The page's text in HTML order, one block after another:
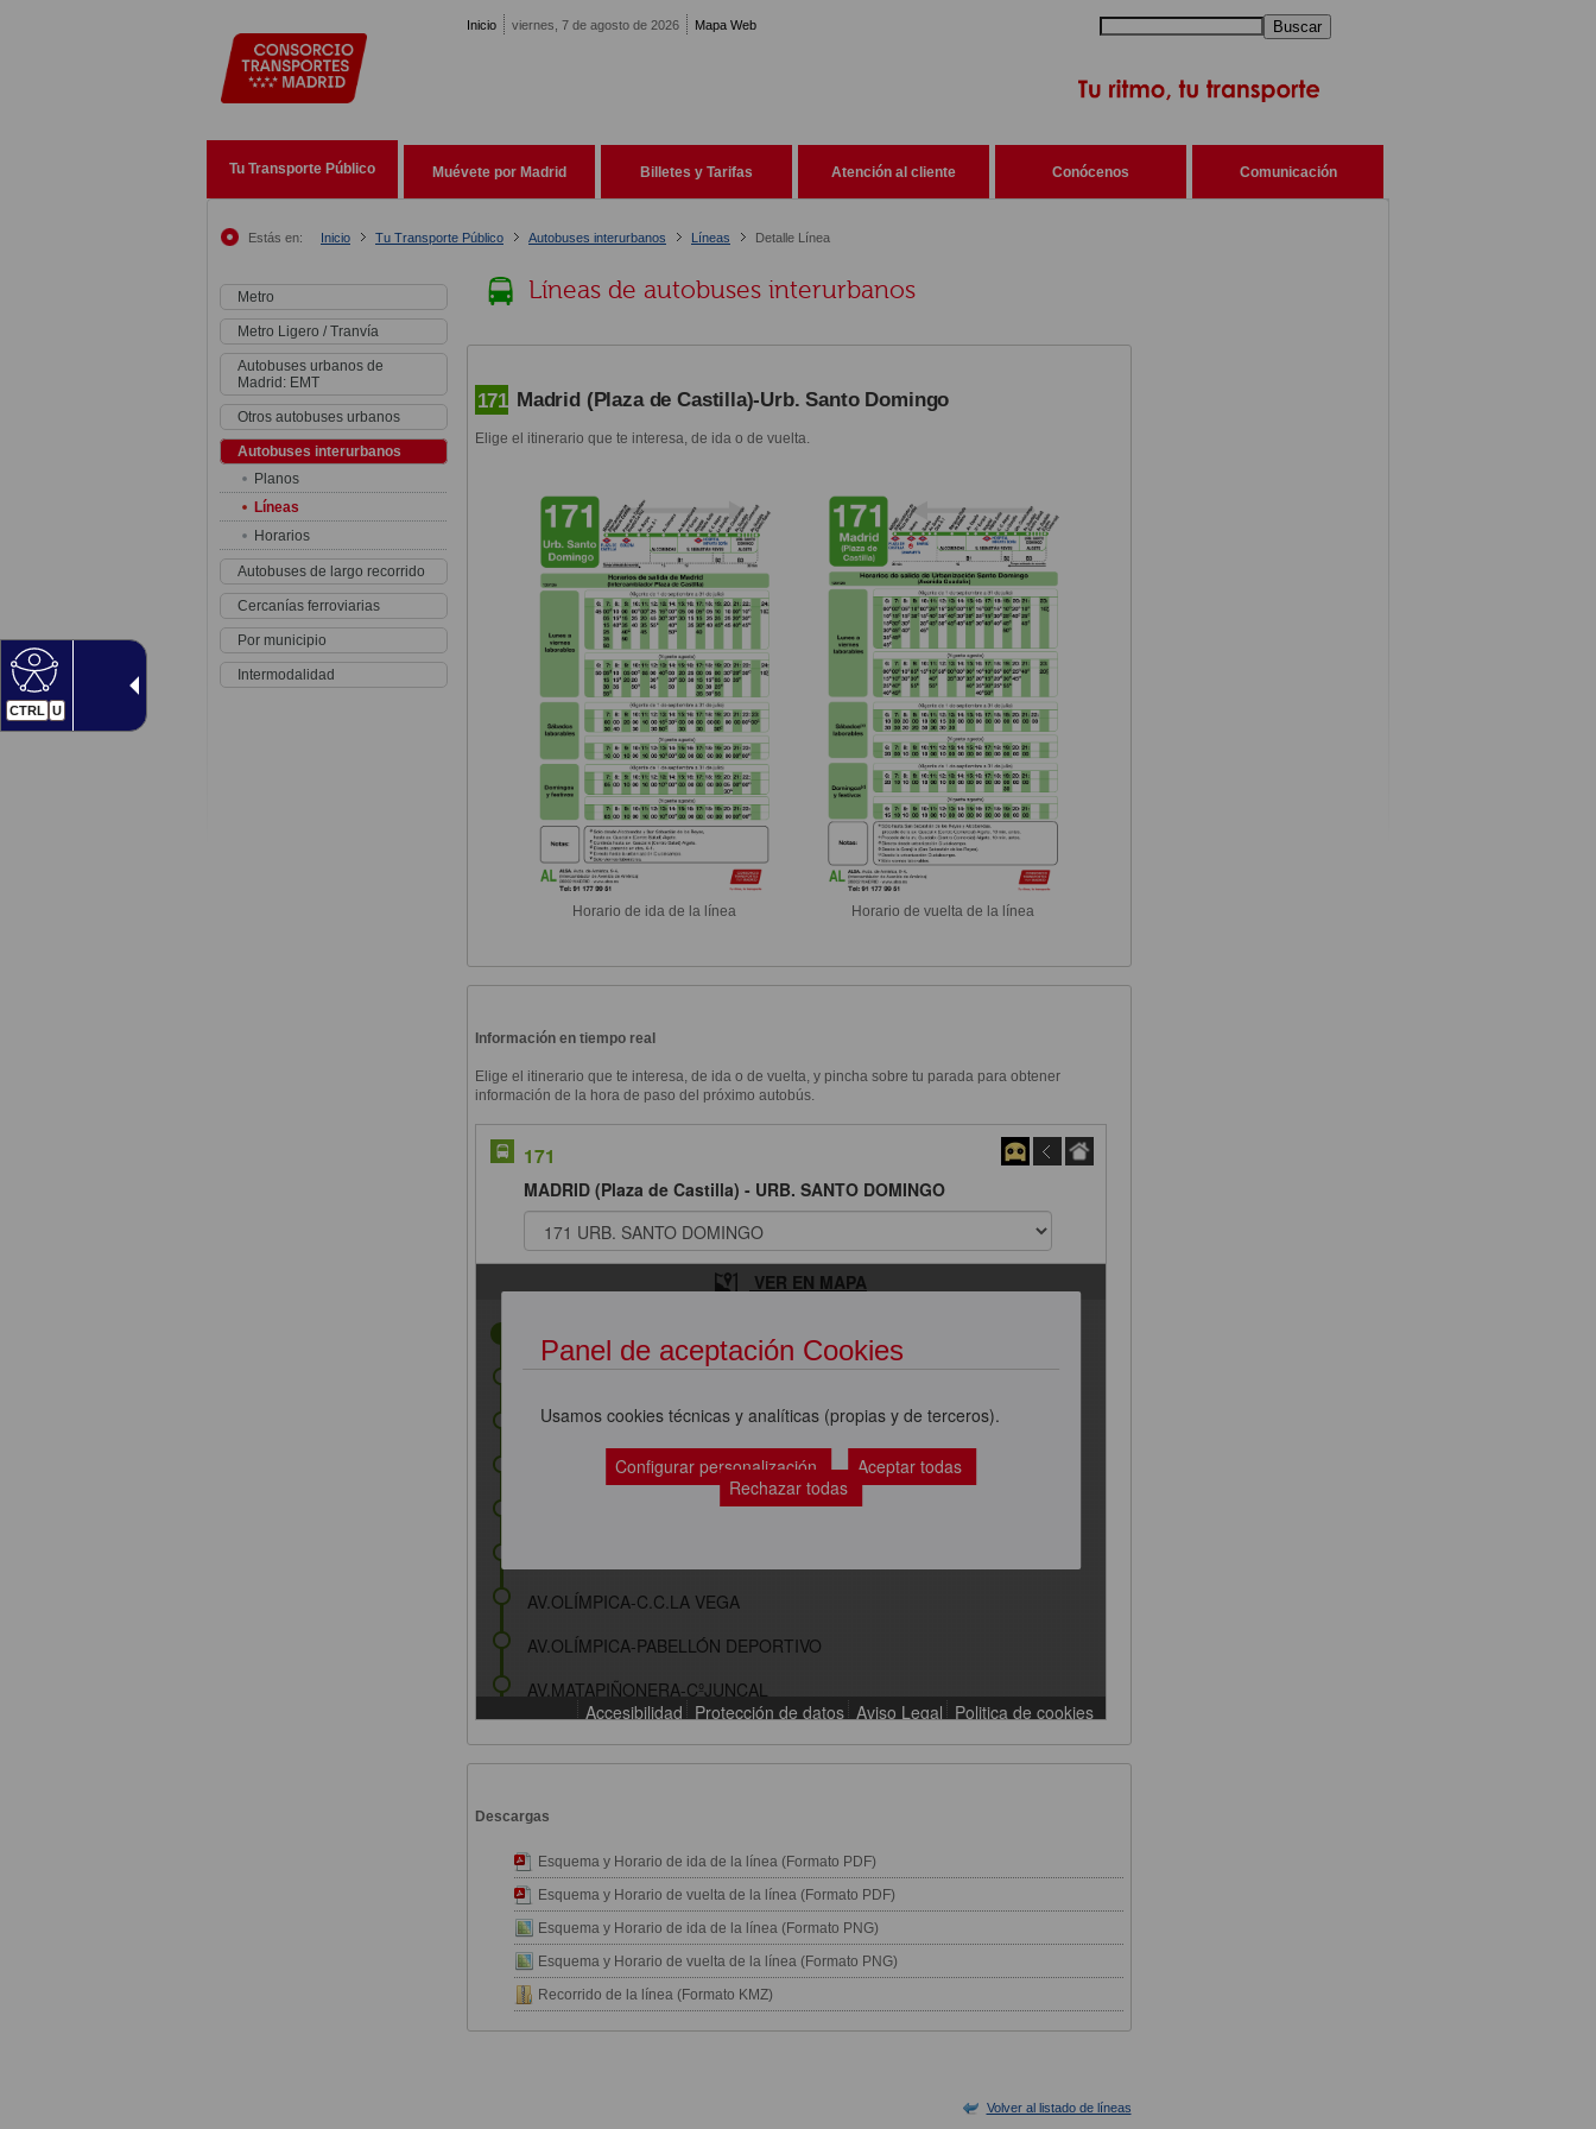
CTRL U
Inicio viernes, 7 de agosto de 2026 Mapa Web Buscar
Tu Transporte Público Muévete por Madrid Billetes y Tarifas Atención al cliente Conócenos Comunicación
Estás en: Inicio Tu Transporte Público Autobuses interurbanos Líneas Detalle Línea
Metro
Metro Ligero / Tranvía
Autobuses urbanos de
Madrid: EMT
Otros autobuses urbanos
Autobuses interurbanos
Planos
Líneas
Horarios
Autobuses de largo recorrido
Cercanías ferroviarias
Por municipio
Intermodalidad
Líneas de autobuses interurbanos
171 Madrid (Plaza de Castilla)-Urb. Santo Domingo
Elige el itinerario que te interesa, de ida o de vuelta.
Horario de ida de la línea Horario de vuelta de la línea
Información en tiempo real
Elige el itinerario que te interesa, de ida o de vuelta, y pincha sobre tu parada para obtener
información de la hora de paso del próximo autobús.
Descargas
Esquema y Horario de ida de la línea (Formato PDF)
Esquema y Horario de vuelta de la línea (Formato PDF)
Esquema y Horario de ida de la línea (Formato PNG)
Esquema y Horario de vuelta de la línea (Formato PNG)
Recorrido de la línea (Formato KMZ)
Volver al listado de líneas